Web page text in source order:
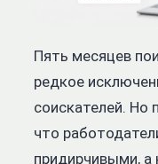
Пять месяцев
редкое
соискателей. Но
что
придирчивыми,